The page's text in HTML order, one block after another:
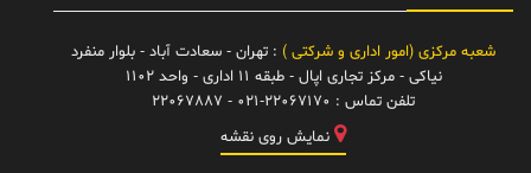
شعبه مرکزی (امور اداری و شرکتی ) : تهران - سعادت آباد - بلوار منفرد
نیاکی - مرکز تجاری اپال - طبقه 11 اداری - واحد 1102
تلفن تماس : 021-22067170 - 22067887
نمایش روی نقشه